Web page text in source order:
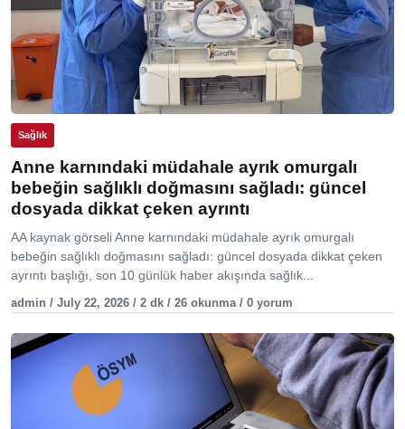
Sağlık
Anne karnındaki müdahale ayrık omurgalı
bebeğin sağlıklı doğmasını sağladı: güncel
dosyada dikkat çeken ayrıntı
AA kaynak görseli Anne karnındaki müdahale ayrık omurgalı
bebeğin sağlıklı doğmasını sağladı: güncel dosyada dikkat çeken
ayrıntı başlığı, son 10 günlük haber akışında sağlık...
admin / July 22, 2026 / 2 dk / 26 okunma / 0 yorum